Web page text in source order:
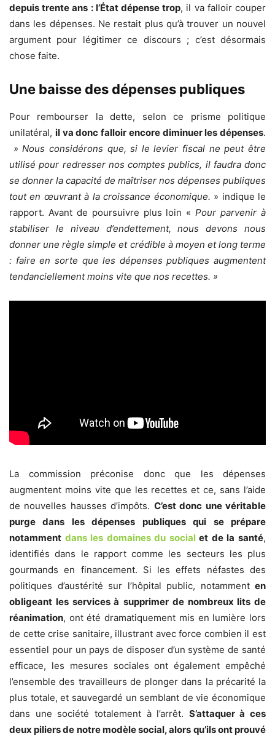
depuis trente ans : l’État dépense trop, il va falloir couper
dans les dépenses. Ne restait plus qu’à trouver un nouvel
argument pour légitimer ce discours ; c’est désormais
chose faite.
Une baisse des dépenses publiques
Pour rembourser la dette, selon ce prisme politique
unilatéral, il va donc falloir encore diminuer les dépenses.
» Nous considérons que, si le levier fiscal ne peut être
utilisé pour redresser nos comptes publics, il faudra donc
se donner la capacité de maîtriser nos dépenses publiques
tout en œuvrant à la croissance économique. » indique le
rapport. Avant de poursuivre plus loin «Pour parvenir à
stabiliser le niveau d’endettement, nous devons nous
donner une règle simple et crédible à moyen et long terme
: faire en sorte que les dépenses publiques augmentent
tendanciellement moins vite que nos recettes. »
La commission préconise donc que les dépenses
augmentent moins vite que les recettes et ce, sans l’aide
de nouvelles hausses d’impôts. C’est donc une véritable
purge dans les dépenses publiques qui se prépare
notamment dans les domaines du socialet de la santé,
identifiés dans le rapport comme les secteurs les plus
gourmands en financement. Si les effets néfastes des
politiques d’austérité sur l’hôpital public, notamment en
obligeant les services à supprimer de nombreux lits de
réanimation, ont été dramatiquement mis en lumière lors
de cette crise sanitaire, illustrant avec force combien il est
essentiel pour un pays de disposer d’un système de santé
efficace, les mesures sociales ont également empêché
l’ensemble des travailleurs de plonger dans la précarité la
plus totale, et sauvegardé un semblant de vie économique
dans une société totalement à l’arrêt. S’attaquer à ces
deux piliers de notre modèle social, alors qu’ils ont prouvé